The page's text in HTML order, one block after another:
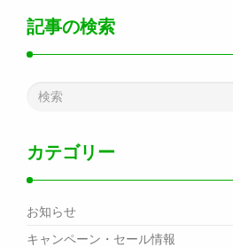
記事の検索
カテゴリー
お知らせ
キャンペーン・セール情報